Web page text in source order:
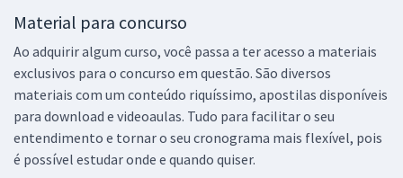
Material para concurso
Ao adquirir algum curso, você passa a ter acesso a materiais
exclusivos para o concurso em questão. São diversos
materiais com um conteúdo riquíssimo, apostilas disponíveis
para download e videoaulas. Tudo para facilitar o seu
entendimento e tornar o seu cronograma mais flexível, pois
é possível estudar onde e quando quiser.